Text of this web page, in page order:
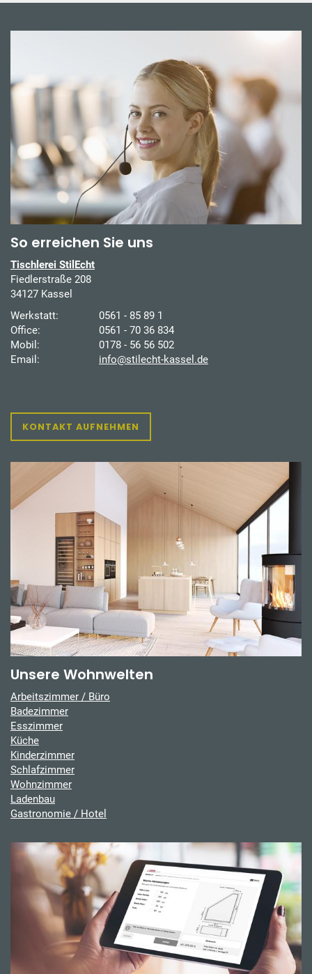
So erreichen Sie uns
Tischlerei StilEcht
Fiedlerstraße 208
34127 Kassel
Werkstatt:
0561 - 85 89 1
Office:
0561 - 70 36 834
Mobil:
0178 - 56 56 502
Email:
info@stilecht-kassel.de
KONTAKT AUFNEHMEN
Unsere Wohnwelten
Arbeitszimmer / Büro
Badezimmer
Esszimmer
Küche
Kinderzimmer
Schlafzimmer
Wohnzimmer
Ladenbau
Gastronomie / Hotel